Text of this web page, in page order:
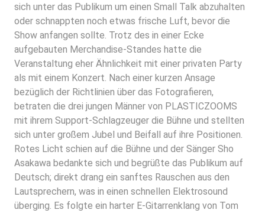
sich unter das Publikum um einen Small Talk abzuhalten
oder schnappten noch etwas frische Luft, bevor die
Show anfangen sollte. Trotz des in einer Ecke
aufgebauten Merchandise-Standes hatte die
Veranstaltung eher Ähnlichkeit mit einer privaten Party
als mit einem Konzert. Nach einer kurzen Ansage
bezüglich der Richtlinien über das Fotografieren,
betraten die drei jungen Männer von PLASTICZOOMS
mit ihrem Support-Schlagzeuger die Bühne und stellten
sich unter großem Jubel und Beifall auf ihre Positionen.
Rotes Licht schien auf die Bühne und der Sänger Sho
Asakawa bedankte sich und begrüßte das Publikum auf
Deutsch; direkt drang ein sanftes Rauschen aus den
Lautsprechern, was in einen schnellen Elektrosound
überging. Es folgte ein harter E-Gitarrenklang von Tom